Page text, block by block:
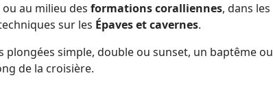
au milieu des formations coralliennes, dans les
sur les Épaves et cavernes.
simple, double ou sunset, un baptême ou
de la croisière.